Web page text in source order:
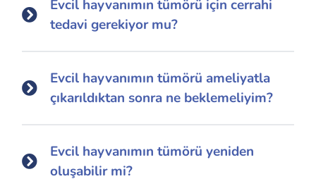
Evcil hayvanımın tümörü için cerrahi
tedavi gerekiyor mu?
Evcil hayvanımın tümörü ameliyatla
çıkarıldıktan sonra ne beklemeliyim?
Evcil hayvanımın tümörü yeniden
oluşabilir mi?